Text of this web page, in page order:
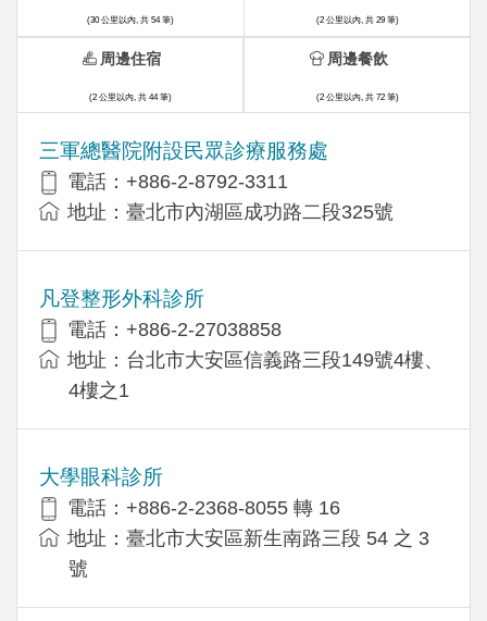
(30 公里以內, 共 54 筆)
三軍總醫院附設民眾診療服務處
電話：+886-2-8792-3311
地址：臺北市內湖區成功路二段325號
凡登整形外科診所
電話：+886-2-27038858
地址：台北市大安區信義路三段149號4樓、
4樓之1
大學眼科診所
電話：+886-2-2368-8055 轉 16
地址：臺北市大安區新生南路三段 54 之 3
號
(2 公里以內, 共 29 筆)
周邊住宿
(2 公里以內, 共 44 筆)
周邊餐飲
(2 公里以內, 共 72 筆)